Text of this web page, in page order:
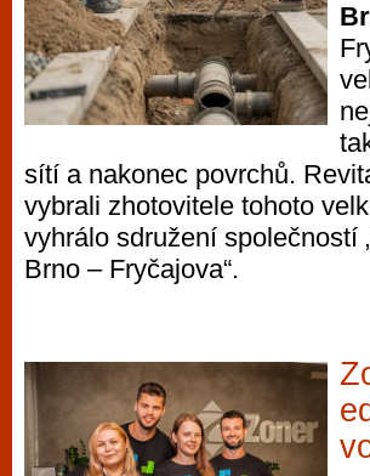
sítí a nakonec povrchů.
vybrali zhotovitele tohoto
vyhrálo sdružení společností
Brno – Fryčajova“.